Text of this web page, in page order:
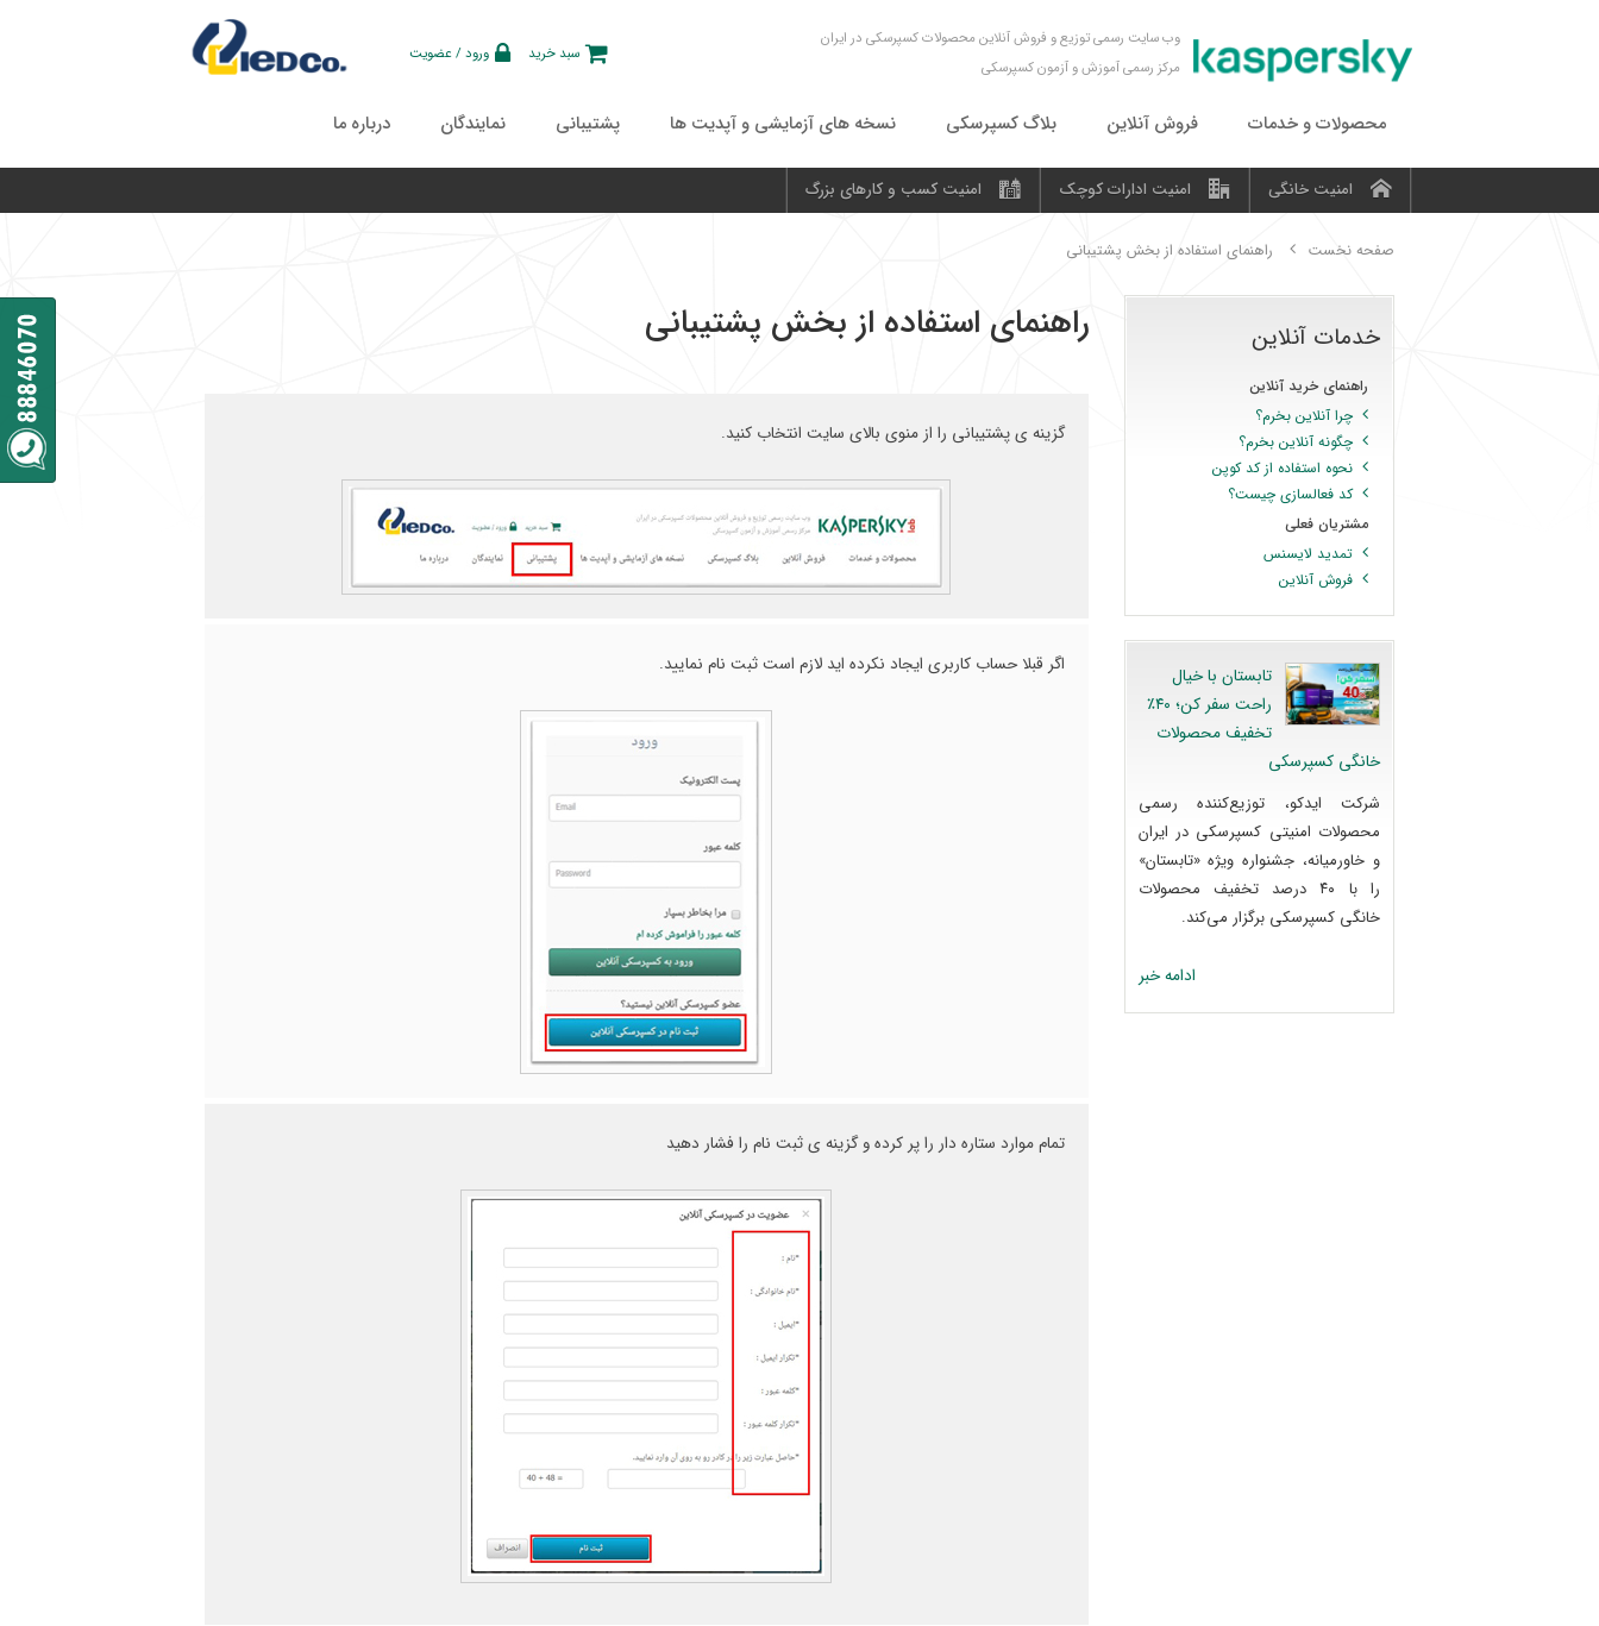
وب سایت رسمی توزیع و فروش آنلاین محصولات کسپرسکی در ایران
مرکز رسمی آموزش و آزمون کسپرسکی
ورود / عضویت سبد خرید
محصولات و خدمات فروش آنلاین بلاگ کسپرسکی نسخه های آزمایشی و آپدیت ها پشتیبانی نمایندگان درباره ما
امنیت خانگی امنیت ادارات کوچک امنیت کسب و کارهای بزرگ
صفحه نخست راهنمای استفاده از بخش پشتیبانی
راهنمای استفاده از بخش پشتیبانی
گزینه ی پشتیبانی را از منوی بالای سایت انتخاب کنید.
اگر قبلا حساب کاربری ایجاد نکرده اید لازم است ثبت نام نمایید.
تمام موارد ستاره دار را پر کرده و گزینه ی ثبت نام را فشار دهید
خدمات آنلاین
راهنمای خرید آنلاین
چرا آنلاین بخرم؟
چگونه آنلاین بخرم؟
نحوه استفاده از کد کوپن
کد فعالسازی چیست؟
مشتریان فعلی
تمدید لایسنس
فروش آنلاین
تابستان با خیال
راحت سفر کن؛ ۴۰٪
تخفیف محصولات
خانگی کسپرسکی
شرکت ایدکو، توزیع‌کننده رسمی
محصولات امنیتی کسپرسکی در ایران
و خاورمیانه، جشنواره ویژه «تابستان»
را با ۴۰ درصد تخفیف محصولات
خانگی کسپرسکی برگزار می‌کند.
ادامه خبر